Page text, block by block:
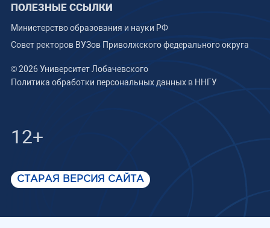
ПОЛЕЗНЫЕ ССЫЛКИ
Министерство образования и науки РФ
Совет ректоров ВУЗов Приволжского федерального округа
© 2026 Университет Лобачевского
Политика обработки персональных данных в ННГУ
12+
СТАРАЯ ВЕРСИЯ САЙТА